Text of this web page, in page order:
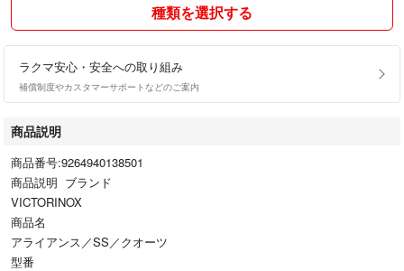
種類を選択する
ラクマ安心・安全への取り組み
補償制度やカスタマーサポートなどのご案内
商品説明
商品番号:9264940138501
商品説明 ブランド
VICTORINOX
商品名
アライアンス／SS／クオーツ
型番